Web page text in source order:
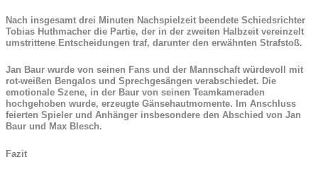
Nach insgesamt drei Minuten Nachspielzeit beendete Schiedsrichter
Tobias Huthmacher die Partie, der in der zweiten Halbzeit vereinzelt
umstrittene Entscheidungen traf, darunter den erwähnten Strafstoß.
Jan Baur wurde von seinen Fans und der Mannschaft würdevoll mit
rot-weißen Bengalos und Sprechgesängen verabschiedet. Die
emotionale Szene, in der Baur von seinen Teamkameraden
hochgehoben wurde, erzeugte Gänsehautmomente. Im Anschluss
feierten Spieler und Anhänger insbesondere den Abschied von Jan
Baur und Max Blesch.
Fazit